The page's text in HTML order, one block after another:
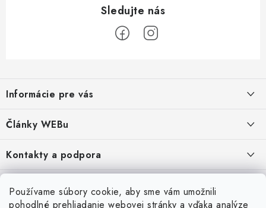
Používame súbory cookie, aby sme vám umožnili
pohodlné prehliadanie webovej stránky a vďaka analýze
p
ä
e
Informácie pre vás
Obchodné podmienky
Moja objednávka
Odstúpenie od zmluvy
Články WEBu
Dôležité oznamy
16.6.2026
Nákup na splátky
23.10.2022
Kontakty a podpora
2.8.2022
Servisné služby